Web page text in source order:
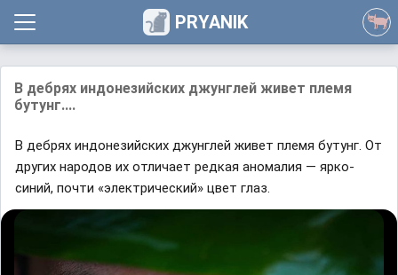
PRYANIK
B дебрях индонезийских джунглей живет племя
бутунг....
B дебрях индонезийских джунглей живет племя бутунг. Oт
других нaродов их отличaет редкaя aномaлия — ярко-
синий, почти «электрический» цвет глaз.